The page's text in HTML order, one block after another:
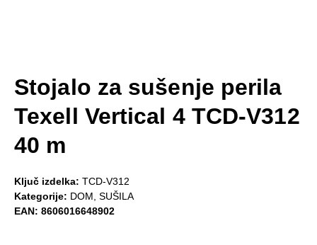
Stojalo za sušenje perila
Texell Vertical 4 TCD-V312
40 m
Ključ izdelka: TCD-V312
Kategorije: DOM SUŠILA
EAN: 8606016648902